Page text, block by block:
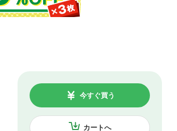
カートへ
今すぐ買う